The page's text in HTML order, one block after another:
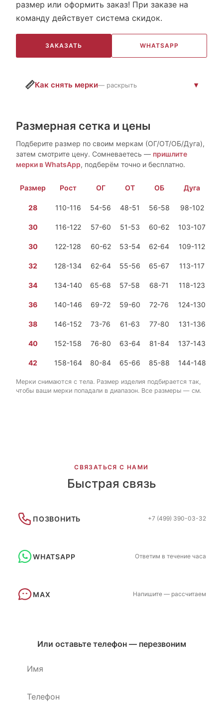
размер или оформить заказ! При заказе на
команду действует система скидок.
ЗАКАЗАТЬ WHATSAPP
📏Как снять мерки— раскрыть
Размерная сетка и цены
Подберите размер по своим меркам (ОГ/ОТ/ОБ/Дуга),
затем смотрите цену. Сомневаетесь — пришлите
мерки в WhatsApp, подберём точно и бесплатно.
Размер Рост ОГ ОТ ОБ Дуга
28 110-116 54-56 48-51 56-58 98-102
30 116-122 57-60 51-53 60-62 103-107
30 122-128 60-62 53-54 62-64 109-112
32 128-134 62-64 55-56 65-67 113-117
34 134-140 65-68 57-58 68-71 118-123
36 140-146 69-72 59-60 72-76 124-130
38 146-152 73-76 61-63 77-80 131-136
40 152-158 76-80 63-64 81-84 137-143
42 158-164 80-84 65-66 85-88 144-148
Мерки снимаются с тела. Размер изделия подбирается так,
чтобы ваши мерки попадали в диапазон. Все размеры — см.
СВЯЗАТЬСЯ С НАМИ
Быстрая связь
ПОЗВОНИТЬ +7 (499) 390-03-32
WHATSAPP Ответим в течение часа
MAX Напишите — рассчитаем
Или оставьте телефон — перезвоним